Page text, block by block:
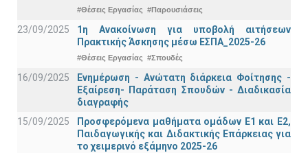
#Θέσεις Εργασίας #Παρουσιάσεις
23/09/2025
1η Ανακοίνωση για υποβολή αιτήσεων
Πρακτικής Άσκησης μέσω ΕΣΠΑ_2025-26
#Θέσεις Εργασίας #Σπουδές
16/09/2025
Ενημέρωση - Ανώτατη διάρκεια Φοίτησης -
Εξαίρεση- Παράταση Σπουδών - Διαδικασία
διαγραφής
15/09/2025
Προσφερόμενα μαθήματα ομάδων Ε1 και Ε2,
Παιδαγωγικής και Διδακτικής Επάρκειας για
το χειμερινό εξάμηνο 2025-26